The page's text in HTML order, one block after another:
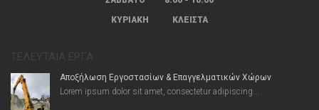
ΚΥΡΙΑΚΗ ΚΛΕΙΣΤΑ
Αποξήλωση Εργοστασίων & Επαγγελματικών Χώρων
Lorem ipsum dolor sit amet, consectetur adipiscing...